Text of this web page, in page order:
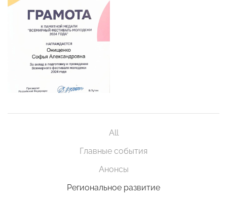
All
Главные события
Анонсы
Региональное развитие